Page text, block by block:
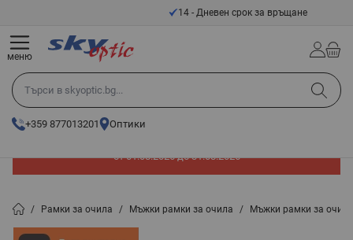
Прескачане към съдържанието14 - Дневен срок за връщане
Търси в skyoptic.bg...
+359 877013201 Оптики
меню
от 01.08.2026 до 31.08.2026
/ Рамки за очила / Мъжки рамки за очила / Мъжки рамки за очила